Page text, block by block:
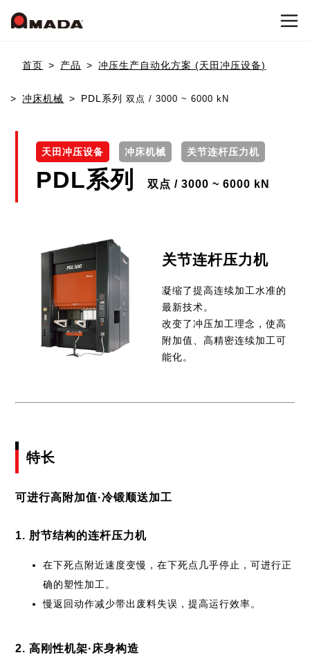
首页
公司概要
公司沿革
国内网点
日本网点(冲压机械事业)
日本网点(冲压加工自动化事业 / 弹簧成型机事业)
产品介绍
冲床加工自动化
弹簧成型机
天田冲压设备的目标
天田冲压设备的优势
业务介绍
交货实例
联系我们
新闻
AMADA中国集团
首页 产品 冲压生产自动化方案 (天田冲压设备)
冲床机械 PDL系列双点 / 3000 ~ 6000 kN
天田冲压设备 冲床机械 关节连杆压力机
PDL系列 双点 / 3000 ~ 6000 kN
关节连杆压力机
凝缩了提高连续加工水准的
最新技术。
改变了冲压加工理念，使高
附加值、高精密连续加工可
能化。
特长
可进行高附加值·冷锻顺送加工
1. 肘节结构的连杆压力机
在下死点附近速度变慢，在下死点几乎停止，可进行正
确的塑性加工。
慢返回动作减少带出废料失误，提高运行效率。
2. 高刚性机架·床身构造